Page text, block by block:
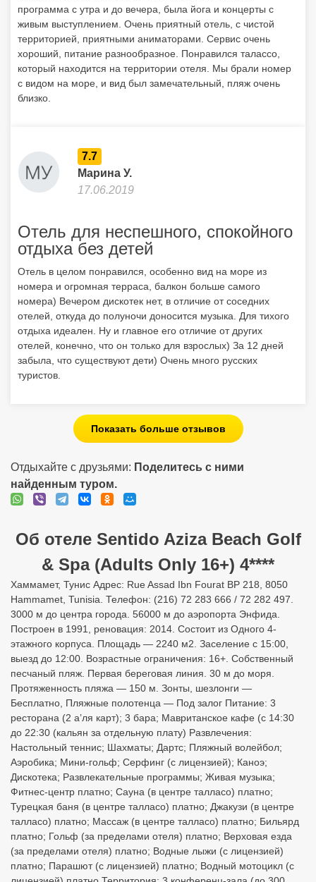
программа с утра и до вечера, была йога и концерты с
живым выступлением. Очень приятный отель, с чистой
территорией, приятными аниматорами. Сервис очень
хороший, питание разнообразное. Понравился талассо,
который находится на территории отеля. Мы брали номер
с видом на море, и вид был замечательный, пляж очень
близко.
7.7
Марина У.
17.06.2019
Отель для неспешного, спокойного
отдыха без детей
Отель в целом понравился, особенно вид на море из
номера и огромная терраса, балкон больше самого
номера) Вечером дискотек нет, в отличие от соседних
отелей, откуда до полуночи доносится музыка. Для тихого
отдыха идеален. Ну и главное его отличие от других
отелей, конечно, что он только для взрослых) За 12 дней
забыла, что существуют дети) Очень много русских
туристов.
Показать больше отзывов
Отдыхайте с друзьями: Поделитесь с ними
найденным туром.
Об отеле Sentido Aziza Beach Golf
& Spa (Adults Only 16+) 4****
Хаммамет, Тунис Адрес: Rue Assad Ibn Fourat BP 218, 8050
Hammamet, Tunisia. Телефон: (216) 72 283 666 / 72 282 497.
3000 м до центра города. 56000 м до аэропорта Энфида.
Построен в 1991, реновация: 2014. Состоит из Одного 4-
этажного корпуса. Площадь — 2240 м2. Заселение с 15:00,
выезд до 12:00. Возрастные ограничения: 16+. Собственный
песчаный пляж. Первая береговая линия. 30 м до моря.
Протяженность пляжа — 150 м. Зонты, шезлонги —
Бесплатно, Пляжные полотенца — Под залог Питание: 3
ресторана (2 а’ля карт); 3 бара; Мавританское кафе (с 14:30
до 22:30 (кальян за отдельную плату) Развлечения:
Настольный теннис; Шахматы; Дартс; Пляжный волейбол;
Аэробика; Мини-гольф; Серфинг (с лицензией); Каноэ;
Дискотека; Развлекательные программы; Живая музыка;
Фитнес-центр платно; Сауна (в центре талласо) платно;
Турецкая баня (в центре талласо) платно; Джакузи (в центре
талласо) платно; Массаж (в центре талласо) платно; Бильярд
платно; Гольф (за пределами отеля) платно; Верховая езда
(за пределами отеля) платно; Водные лыжи (с лицензией)
платно; Парашют (с лицензией) платно; Водный мотоцикл (с